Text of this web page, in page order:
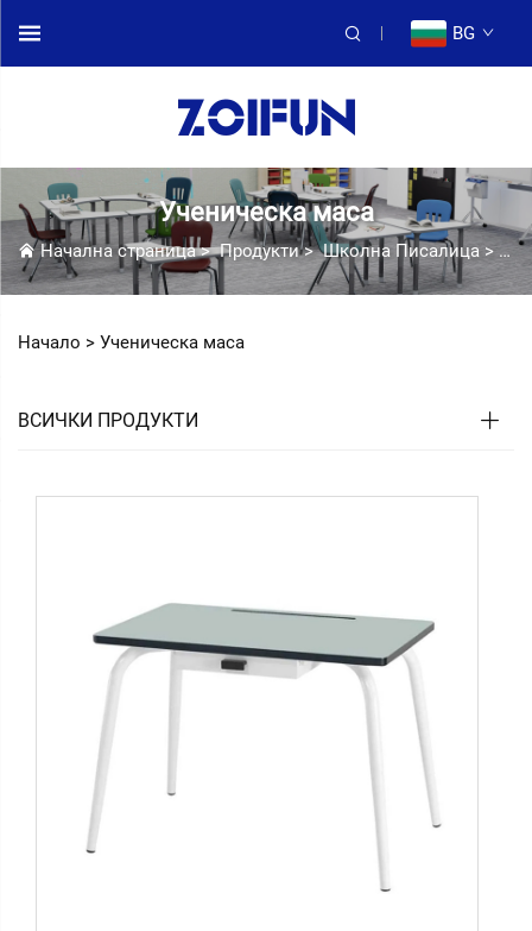
BG
Ученическа маса
Начална страница>Продукти>Школна Писалица >
Начало > Ученическа маса
ВСИЧКИ ПРОДУКТИ